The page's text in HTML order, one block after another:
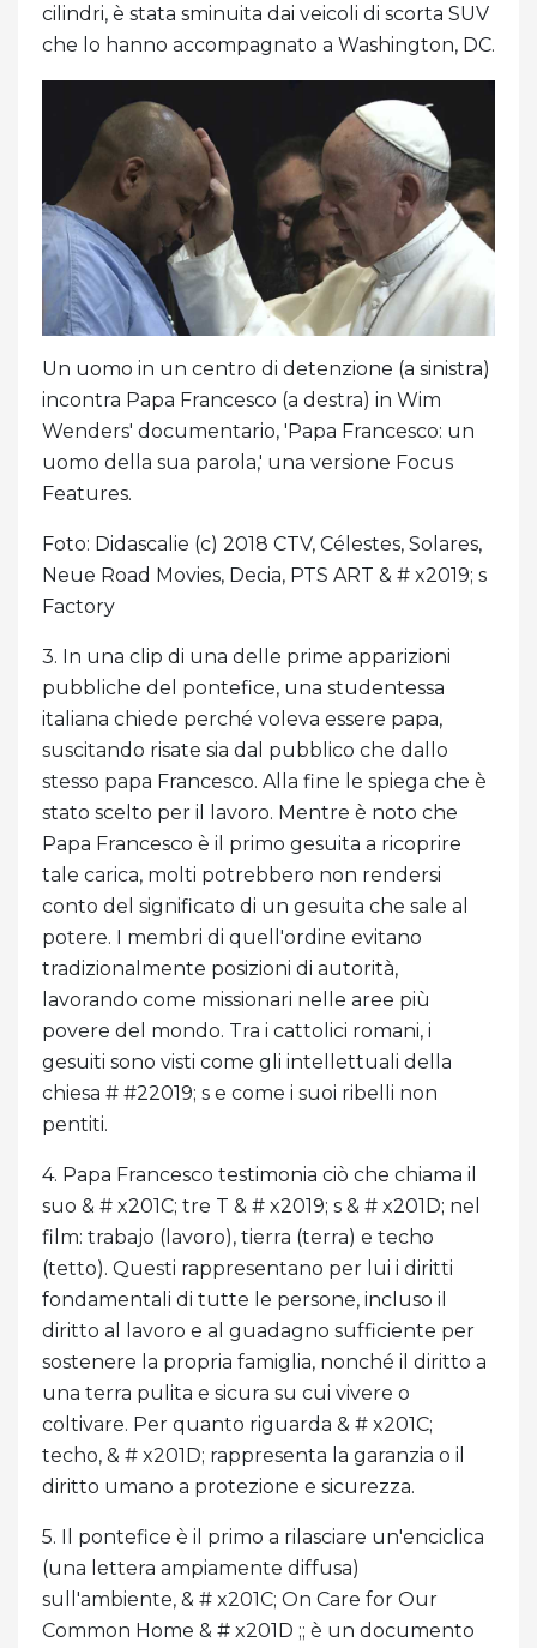
cilindri, è stata sminuita dai veicoli di scorta SUV
che lo hanno accompagnato a Washington, DC.
Un uomo in un centro di detenzione (a sinistra)
incontra Papa Francesco (a destra) in Wim
Wenders' documentario, 'Papa Francesco: un
uomo della sua parola,' una versione Focus
Features.
Foto: Didascalie (c) 2018 CTV, Célestes, Solares,
Neue Road Movies, Decia, PTS ART & # x2019; s
Factory
3. In una clip di una delle prime apparizioni
pubbliche del pontefice, una studentessa
italiana chiede perché voleva essere papa,
suscitando risate sia dal pubblico che dallo
stesso papa Francesco. Alla fine le spiega che è
stato scelto per il lavoro. Mentre è noto che
Papa Francesco è il primo gesuita a ricoprire
tale carica, molti potrebbero non rendersi
conto del significato di un gesuita che sale al
potere. I membri di quell'ordine evitano
tradizionalmente posizioni di autorità,
lavorando come missionari nelle aree più
povere del mondo. Tra i cattolici romani, i
gesuiti sono visti come gli intellettuali della
chiesa # #22019; s e come i suoi ribelli non
pentiti.
4. Papa Francesco testimonia ciò che chiama il
suo & # x201C; tre T & # x2019; s & # x201D; nel
film: trabajo (lavoro), tierra (terra) e techo
(tetto). Questi rappresentano per lui i diritti
fondamentali di tutte le persone, incluso il
diritto al lavoro e al guadagno sufficiente per
sostenere la propria famiglia, nonché il diritto a
una terra pulita e sicura su cui vivere o
coltivare. Per quanto riguarda & # x201C;
techo, & # x201D; rappresenta la garanzia o il
diritto umano a protezione e sicurezza.
5. Il pontefice è il primo a rilasciare un'enciclica
(una lettera ampiamente diffusa)
sull'ambiente, & # x201C; On Care for Our
Common Home & # x201D ;; è un documento